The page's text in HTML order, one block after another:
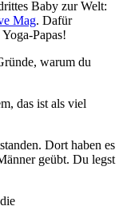
Baby zur Welt:
Mag. Dafür
Papas!
warum du
das ist als viel
Dort haben es
geübt. Du legst